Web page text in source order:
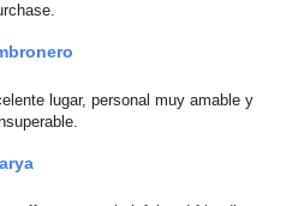
lugar, personal muy amable y